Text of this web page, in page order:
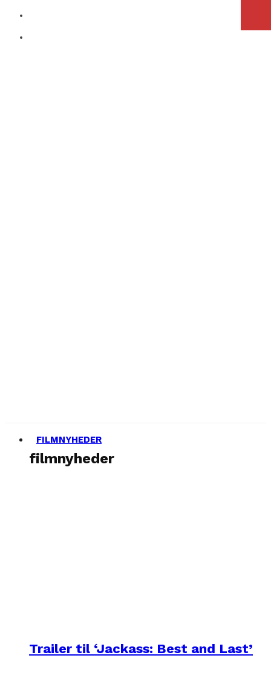
FILMNYHEDER
filmnyheder
Trailer til ‘Jackass: Best and Last’